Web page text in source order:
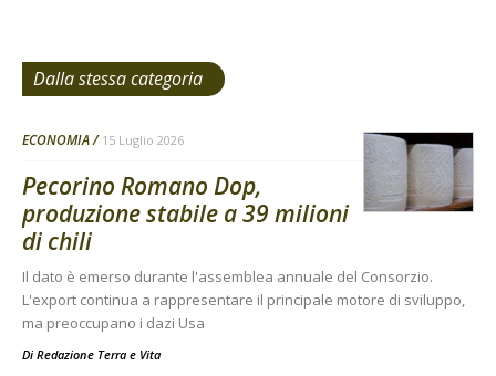
Dalla stessa categoria
ECONOMIA 15 Luglio 2026
Pecorino Romano Dop,
produzione stabile a 39 milioni
di chili
Il dato è emerso durante l'assemblea annuale del Consorzio.
L'export continua a rappresentare il principale motore di sviluppo,
ma preoccupano i dazi Usa
Di Redazione Terra e Vita